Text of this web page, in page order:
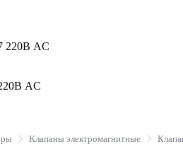
220В AC
AC
Клапаны электромагнитные